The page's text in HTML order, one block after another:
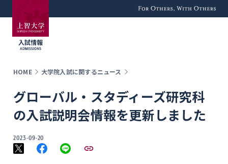
For Others, With
Others
HOME 大学院入試に関するニュース
グローバル・スタディーズ研究科
の入試説明会情報を更新しました
2023-09-20